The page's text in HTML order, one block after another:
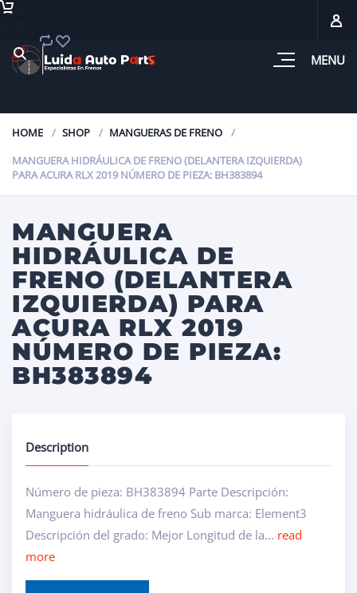
MENU
HOME SHOP
MANGUERAS DE FRENO
MANGUERA HIDRÁULICA DE FRENO (DELANTERA IZQUIERDA)
PARA ACURA RLX 2019 NÚMERO DE PIEZA: BH383894
MANGUERA
HIDRÁULICA DE
FRENO (DELANTERA
IZQUIERDA) PARA
ACURA RLX 2019
NÚMERO DE PIEZA:
BH383894
Description
Número de pieza: BH383894 Parte Descripción:
Manguera hidráulica de freno Sub marca: Element3
Descripción del grado: Mejor Longitud de la... read
more